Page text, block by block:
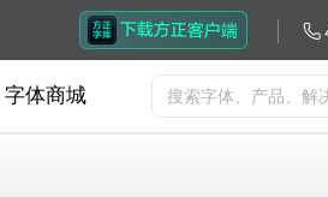
字体商城